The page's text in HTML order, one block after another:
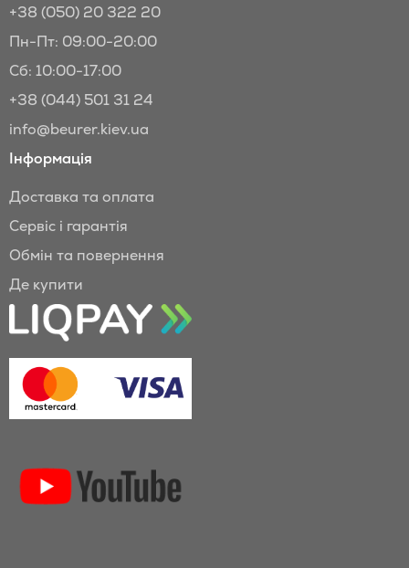
+38 (050) 20 322 20
Пн-Пт: 09:00-20:00
Сб: 10:00-17:00
+38 (044) 501 31 24
info@beurer.kiev.ua
Інформація
Доставка та оплата
Сервіс і гарантія
Обмін та повернення
Де купити